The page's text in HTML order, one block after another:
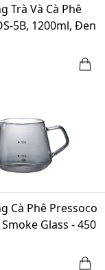
Trà Và Cà Phê
5B, 1200ml, Đen
Cà Phê Pressoco
Glass - 450